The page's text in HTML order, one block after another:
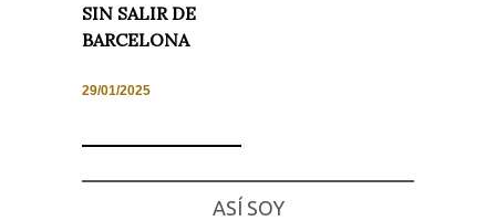
SIN SALIR DE
BARCELONA
29/01/2025
ASÍ SOY